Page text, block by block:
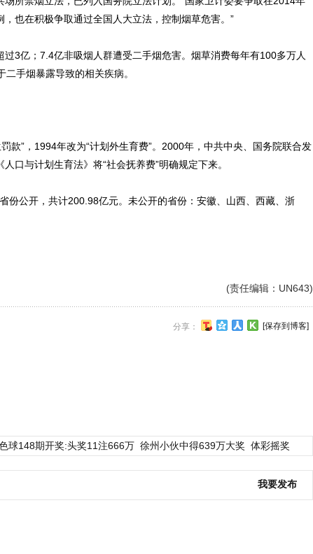
也在积极争取通过全国人大立法，控制烟草危害。”
亿；7.4亿非吸烟人群遭受二手烟危害。烟草消费每年有100多万人
手烟暴露导致的相关疾病。
”，1994年改为“计划外生育费”。2000年，中共中央、国务院联合发
口与计划生育法》将“社会抚养费”明确规定下来。
公开，共计200.98亿元。未公开的省份：安徽、山西、西藏、浙
(责任编辑：UN643)
分享： [保存到博客]
球148期开奖:头奖11注666万 徐州小伙中得639万大奖 体彩摇奖
我要发布